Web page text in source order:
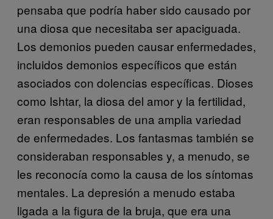
pensaba que podría haber sido causado por
una diosa que necesitaba ser apaciguada.
Los demonios pueden causar enfermedades,
incluidos demonios específicos que están
asociados con dolencias específicas. Dioses
como Ishtar, la diosa del amor y la fertilidad,
eran responsables de una amplia variedad
de enfermedades. Los fantasmas también se
consideraban responsables y, a menudo, se
les reconocía como la causa de los síntomas
mentales. La depresión a menudo estaba
ligada a la figura de la bruja, que era una